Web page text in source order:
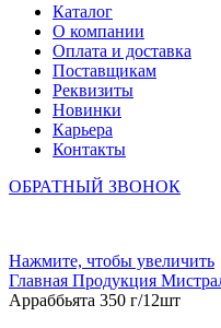
Каталог
О компании
Оплата и доставка
Поставщикам
Реквизиты
Новинки
Карьера
Контакты
ОБРАТНЫЙ ЗВОНОК
Нажмите, чтобы увеличить
Главная Продукция
Арраббьята 350 г/12шт